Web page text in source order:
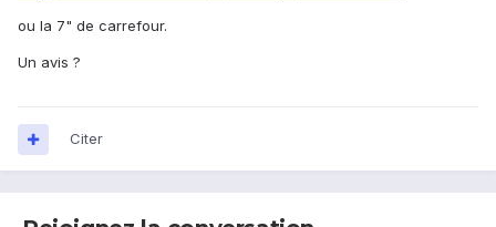
ou la 7" de carrefour.
Un avis ?
Citer